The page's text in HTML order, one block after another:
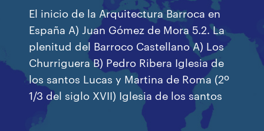
El inicio de la Arquitectura Barroca en
España A) Juan Gómez de Mora 5.2. La
plenitud del Barroco Castellano A) Los
Churriguera B) Pedro Ribera Iglesia de
los santos Lucas y Martina de Roma (2º
1/3 del siglo XVII) Iglesia de los santos